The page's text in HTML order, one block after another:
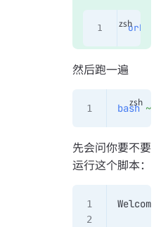
orb
然后跑一遍
bash ~/
先会问你要不要
运行这个脚本：